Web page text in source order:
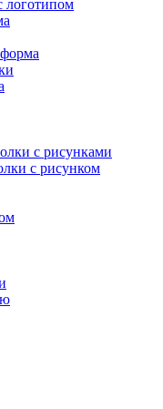
логотипом
с рисунками
с рисунком